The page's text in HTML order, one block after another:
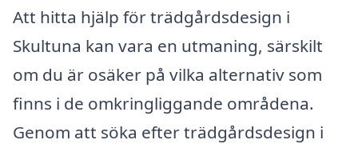
Att hitta hjälp för trädgårdsdesign i
Skultuna kan vara en utmaning, särskilt
om du är osäker på vilka alternativ som
finns i de omkringliggande områdena.
Genom att söka efter trädgårdsdesign i